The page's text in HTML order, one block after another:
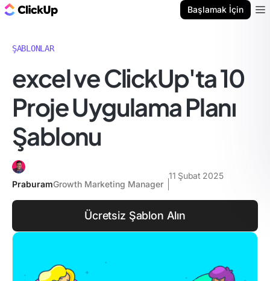
Başlamak İçin
ŞABLONLAR
excel ve ClickUp'ta 10
Proje Uygulama Planı
Şablonu
PraburamGrowth Marketing Manager
11 Şubat 2025
Ücretsiz Şablon Alın